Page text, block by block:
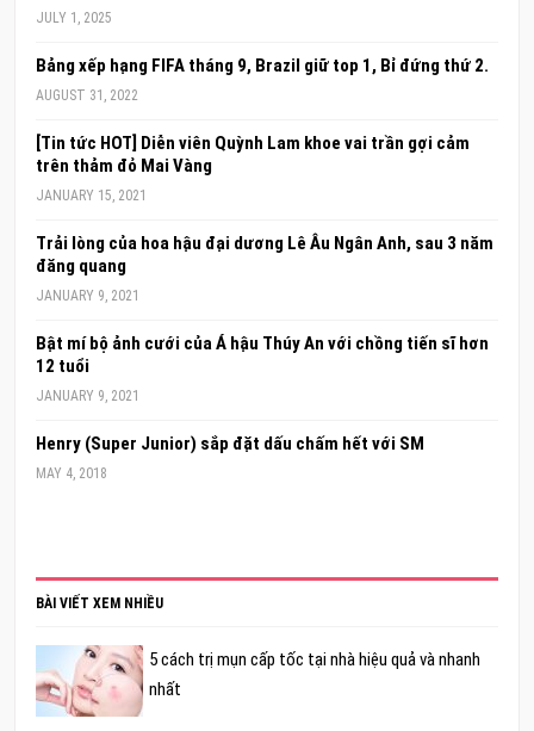
JULY 1, 2025
Bảng xếp hạng FIFA tháng 9, Brazil giữ top 1, Bỉ đứng thứ 2.
AUGUST 31, 2022
[Tin tức HOT] Diễn viên Quỳnh Lam khoe vai trần gợi cảm
trên thảm đỏ Mai Vàng
JANUARY 15, 2021
Trải lòng của hoa hậu đại dương Lê Âu Ngân Anh, sau 3 năm
đăng quang
JANUARY 9, 2021
Bật mí bộ ảnh cưới của Á hậu Thúy An với chồng tiến sĩ hơn
12 tuổi
JANUARY 9, 2021
Henry (Super Junior) sắp đặt dấu chấm hết với SM
MAY 4, 2018
BÀI VIẾT XEM NHIỀU
5 cách trị mụn cấp tốc tại nhà hiệu quả và nhanh
nhất